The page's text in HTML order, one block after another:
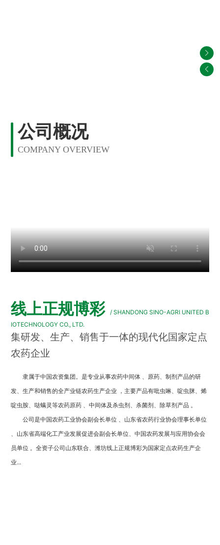
公司概况
COMPANY OVERVIEW
线上正规博彩
/ SHANDONG SINO-AGRI UNITED B
IOTECHNOLOGY CO., LTD.
集研发、生产、销售于一体的现代化国家定点
农药企业
隶属于中国农资集团。是专业从事农药中间体 、原药、制剂产品的研
发、生产和销售的全产业链农药生产企业 ，主要产品有吡虫啉、啶虫脒、烯
啶虫胺、哒螨灵等农药原药 、中间体及杀虫剂、杀菌剂、除草剂产品 。
公司是中国农药工业协会副会长单位 、山东省农药行业协会理事长单位
、山东省高端化工产业发展促进会副会长单位、中国农药发展与应用协会会
员单位 。全资子公司山东联合、潍坊线上正规博彩为国家定点农药生产企
业...